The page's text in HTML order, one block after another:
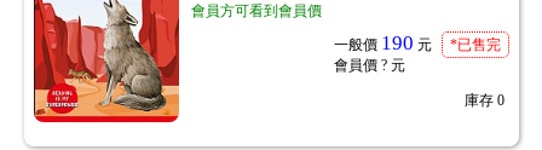
會員方可看到會員價
一般價 190 元
會員價? 元
*已售完
庫存 0